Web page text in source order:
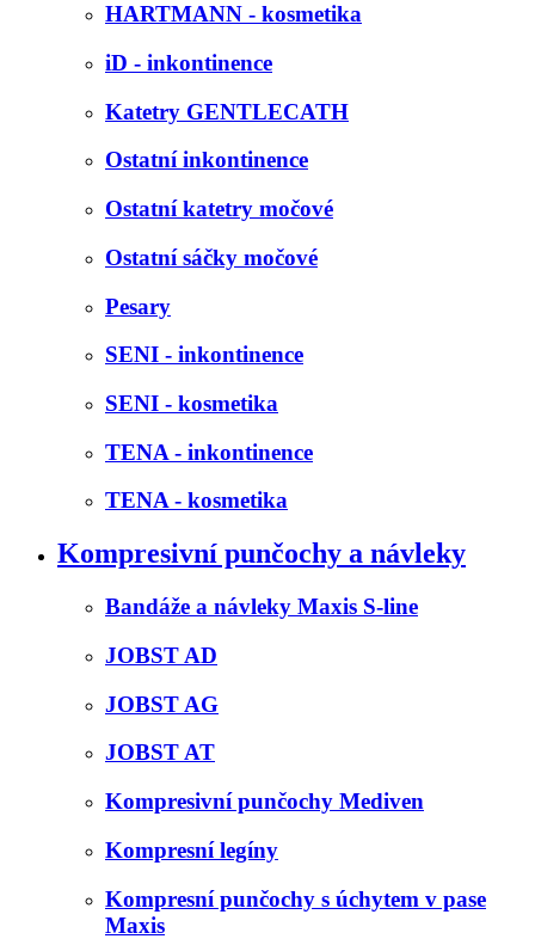
HARTMANN - kosmetika
iD - inkontinence
Katetry GENTLECATH
Ostatní inkontinence
Ostatní katetry močové
Ostatní sáčky močové
Pesary
SENI - inkontinence
SENI - kosmetika
TENA - inkontinence
TENA - kosmetika
Kompresivní punčochy a návleky
Bandáže a návleky Maxis S-line
JOBST AD
JOBST AG
JOBST AT
Kompresivní punčochy Mediven
Kompresní legíny
Kompresní punčochy s úchytem v pase
Maxis